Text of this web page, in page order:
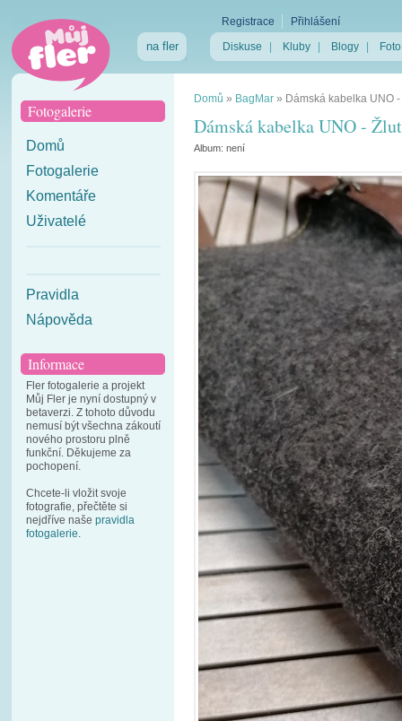
na fler
Registrace
Přihlášení
Diskuse
Kluby Blogy Foto
Fotogalerie
Domů
Fotogalerie
Komentáře
Uživatelé
Pravidla
Nápověda
Informace
Fler fotogalerie a projekt
Můj Fler je nyní dostupný v
betaverzi. Z tohoto důvodu
nemusí být všechna zákoutí
nového prostoru plně
funkční. Děkujeme za
pochopení.
Chcete-li vložit svoje
fotografie, přečtěte si
nejdříve naše pravidla
fotogalerie.
Domů » BagMar » Dámská kabelka UNO
Dámská kabelka UNO -
Album: není